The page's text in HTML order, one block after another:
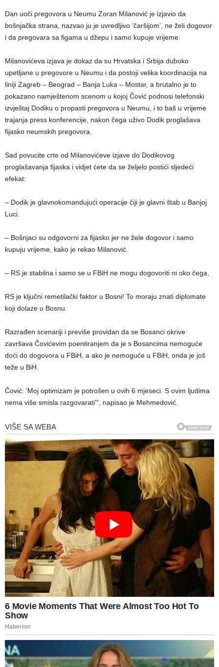
Dan uoči pregovora u Neumu Zoran Milanović je izjavio da
bošnjačka strana, nazvao ju je uvredljivo ‘čaršijom’, ne želi dogovor
i da pregovara sa figama u džepu i samo kupuje vrijeme.
Milanovićeva izjava je dokaz da su Hrvatska i Srbija duboko
upetljane u pregovore u Neumu i da postoji velika koordinacija na
liniji Zagreb – Beograd – Banja Luka – Mostar, a brutalno je to
pokazano namještenom scenom u kojoj Čović podnosi telefonski
izvještaj Dodiku o propasti pregovora u Neumu, i to baš u vrijeme
trajanja press konferencije, nakon čega uživo Dodik proglašava
fijasko neumskih pregovora.
Sad povucite crte od Milanovićeve izjave do Dodikovog
proglašavanja fijaska i vidjet ćete da se željelo postići sljedeći
efekat:
– Dodik je glavnokomandujući operacije čiji je glavni štab u Banjoj
Luci.
– Bošnjaci su odgovorni za fijasko jer ne žele dogovor i samo
kupuju vrijeme, kako je rekao Milanović.
– RS je stabilna i samo se u FBiH ne mogu dogovoriti ni oko čega,
RS je ključni remetilački faktor u Bosni! To moraju znati diplomate
koji dolaze u Bosnu.
Razrađen scenariji i previše providan da se Bosanci okrive
završava Čovićevim poentiranjem da je s Bosancima nemoguće
doći do dogovora u FBiH, a ako je nemoguće u FBiH, onda je još
teže u BiH.
Čović: ‘Moj optimizam je potrošen u ovih 6 mjeseci. S ovim ljudima
nema više smisla razgovarati'”, napisao je Mehmedović.